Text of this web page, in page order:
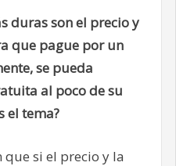
duras son el precio y
que pague por un
se pueda
al poco de su
el tema?
que si el precio y la